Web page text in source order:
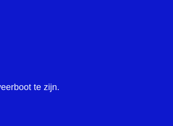
te zijn.